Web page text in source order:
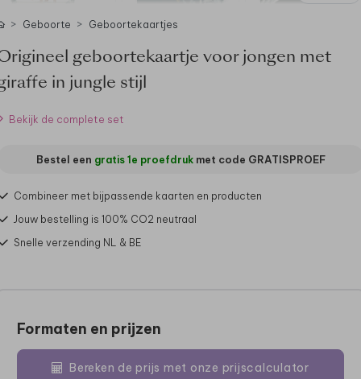
Geboorte Geboortekaartjes
geboortekaartje voor jongen met
in jungle stijl
Bekijk de complete set
Bestel een gratis 1e proefdrukmet code GRATISPROEF
Combineer met bijpassende kaarten en producten
Jouw bestelling is 100% CO2 neutraal
Snelle verzending NL & BE
Formaten en prijzen
Bereken de prijs met onze prijscalculator